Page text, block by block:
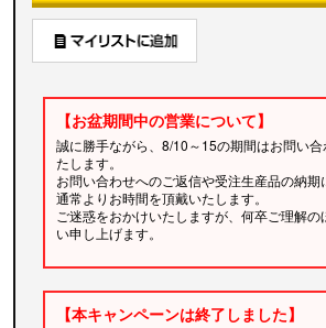
【お盆期間中の営業について】
誠に勝手ながら、8/10～15の期間はお問い
たします。
お問い合わせへのご返信や受注生産品の納期
通常よりお時間を頂戴いたします。
ご迷惑をおかけいたしますが、何卒ご理解
い申し上げます。
【本キャンペーンは終了しました】